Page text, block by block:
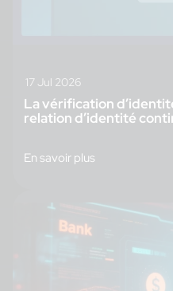
17 Jul 2026
La vérification
relation d’identité
En savoir plus